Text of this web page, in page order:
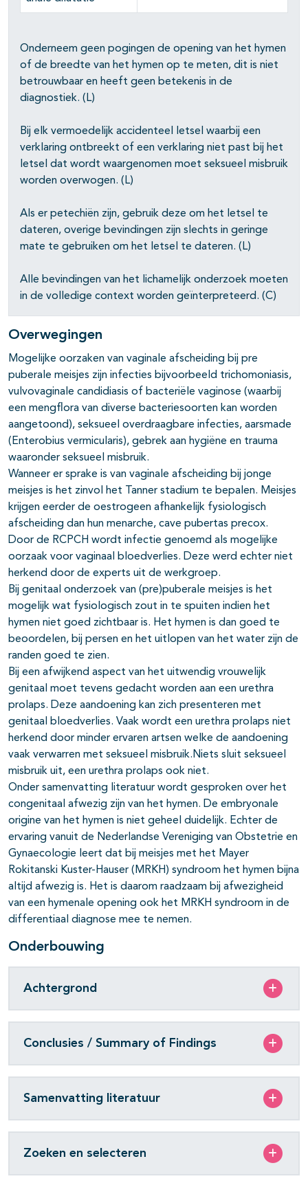
Onderneem geen pogingen de opening van het hymen
of de breedte van het hymen op te meten, dit is niet
betrouwbaar en heeft geen betekenis in de
diagnostiek. (L)
Bij elk vermoedelijk accidenteel letsel waarbij een
verklaring ontbreekt of een verklaring niet past bij het
letsel dat wordt waargenomen moet seksueel misbruik
worden overwogen. (L)
Als er petechiën zijn, gebruik deze om het letsel te
dateren, overige bevindingen zijn slechts in geringe
mate te gebruiken om het letsel te dateren. (L)
Alle bevindingen van het lichamelijk onderzoek moeten
in de volledige context worden geïnterpreteerd. (C)
Overwegingen
Mogelijke oorzaken van vaginale afscheiding bij pre
puberale meisjes zijn infecties bijvoorbeeld trichomoniasis,
vulvovaginale candidiasis of bacteriële vaginose (waarbij
een mengflora van diverse bacteriesoorten kan worden
aangetoond), seksueel overdraagbare infecties, aarsmade
(Enterobius vermicularis), gebrek aan hygiëne en trauma
waaronder seksueel misbruik.
Wanneer er sprake is van vaginale afscheiding bij jonge
meisjes is het zinvol het Tanner stadium te bepalen. Meisjes
krijgen eerder de oestrogeen afhankelijk fysiologisch
afscheiding dan hun menarche, cave pubertas precox.
Door de RCPCH wordt infectie genoemd als mogelijke
oorzaak voor vaginaal bloedverlies. Deze werd echter niet
herkend door de experts uit de werkgroep.
Bij genitaal onderzoek van (pre)puberale meisjes is het
mogelijk wat fysiologisch zout in te spuiten indien het
hymen niet goed zichtbaar is. Het hymen is dan goed te
beoordelen, bij persen en het uitlopen van het water zijn de
randen goed te zien.
Bij een afwijkend aspect van het uitwendig vrouwelijk
genitaal moet tevens gedacht worden aan een urethra
prolaps. Deze aandoening kan zich presenteren met
genitaal bloedverlies. Vaak wordt een urethra prolaps niet
herkend door minder ervaren artsen welke de aandoening
vaak verwarren met seksueel misbruik.Niets sluit seksueel
misbruik uit, een urethra prolaps ook niet.
Onder samenvatting literatuur wordt gesproken over het
congenitaal afwezig zijn van het hymen. De embryonale
origine van het hymen is niet geheel duidelijk. Echter de
ervaring vanuit de Nederlandse Vereniging van Obstetrie en
Gynaecologie leert dat bij meisjes met het Mayer
Rokitanski Kuster-Hauser (MRKH) syndroom het hymen bijna
altijd afwezig is. Het is daarom raadzaam bij afwezigheid
van een hymenale opening ook het MRKH syndroom in de
differentiaal diagnose mee te nemen.
Onderbouwing
Achtergrond
Conclusies / Summary of Findings
Samenvatting literatuur
Zoeken en selecteren